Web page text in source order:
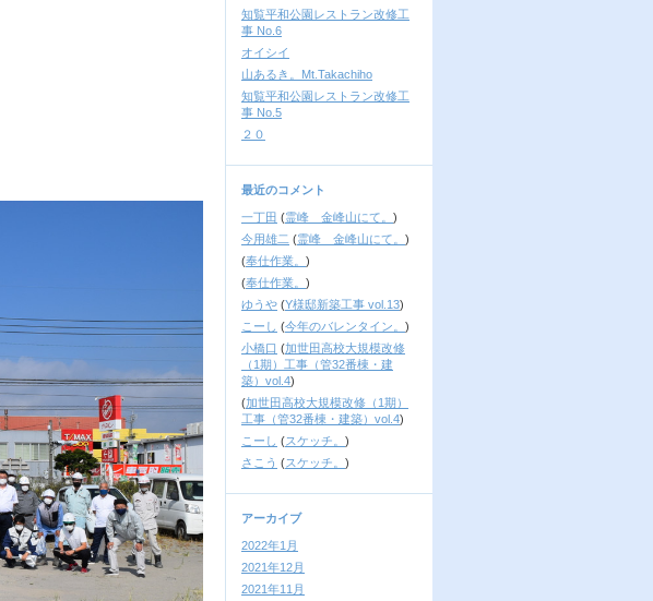
知覧平和公園レストラン改修工
事 No.6
オイシイ
山あるき。Mt.Takachiho
知覧平和公園レストラン改修工
事 No.5
２０
最近のコメント
一丁田 (霊峰 金峰山にて。 )
今用雄二 (霊峰 金峰山にて。 )
(奉仕作業。 )
(奉仕作業。 )
ゆうや (Y様邸新築工事 vol.13)
こーし (今年のバレンタイン。 )
小橋口 (加世田高校大規模改修
（1期）工事（管32番棟・建
築）vol.4)
(加世田高校大規模改修（1期）
工事（管32番棟・建築）vol.4)
こーし (スケッチ。 )
さこう (スケッチ。 )
アーカイブ
2022年1月
2021年12月
2021年11月